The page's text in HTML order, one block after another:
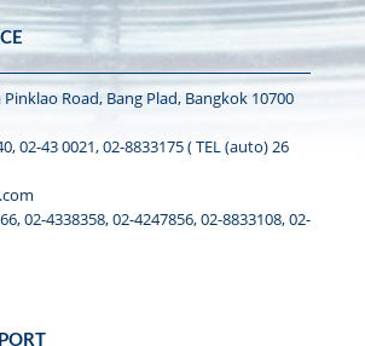
Road, Bang Plad, Bangkok 10700
02-43 0021, 02-8833175 ( TEL (auto) 26
02-4338358, 02-4247856, 02-8833108, 02-